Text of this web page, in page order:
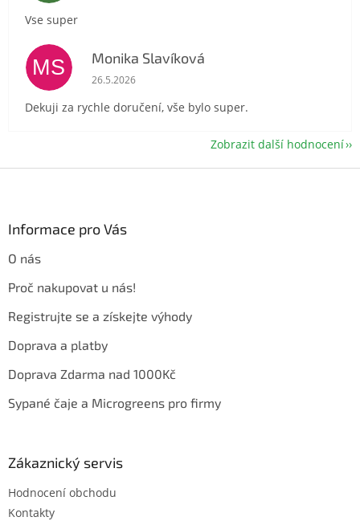
Vse super
MS Monika Slavíková
Hodnocení obchodu je 5 z 5 hvězdiček.
26.5.2026
Dekuji za rychle doručení, vše bylo super.
Zobrazit další hodnocení
Informace pro Vás
O nás
Proč nakupovat u nás!
Registrujte se a získejte výhody
Doprava a platby
Doprava Zdarma nad 1000Kč
Sypané čaje a Microgreens pro firmy
Zákaznický servis
Hodnocení obchodu
Kontakty